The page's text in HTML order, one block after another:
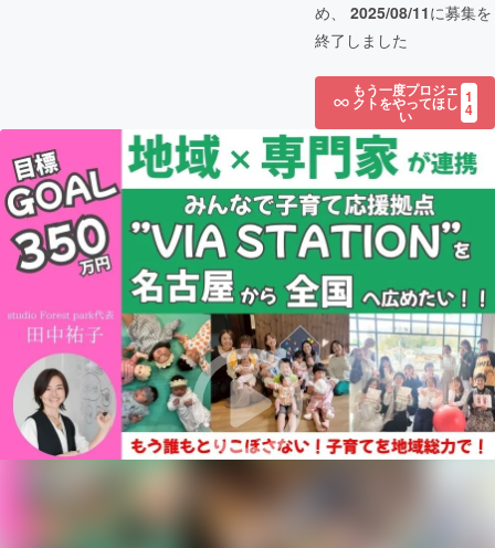
め、 2025/08/11に募集を
終了しました
もう一度プロジェ
クトをやってほし
い
1
4